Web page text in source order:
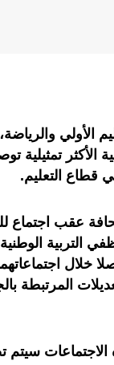
الأولي
الأكثر
قطاع التعليم.
عقب اجتماع
التربية
خلال
المرتبطة
سيتم